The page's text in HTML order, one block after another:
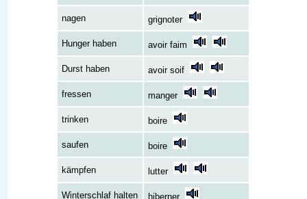
nagen grignoter
Hunger haben avoir faim
Durst haben avoir soif
fressen manger
trinken boire
saufen boire
kämpfen lutter
Winterschlaf halten hiberner